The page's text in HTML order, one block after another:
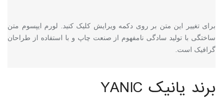
برای تغییر این متن بر روی دکمه ویرایش کلیک کنید. لورم ایپسوم متن
ساختگی با تولید سادگی نامفهوم از صنعت چاپ و با استفاده از طراحان
گرافیک است.
برند یانیک YANIC